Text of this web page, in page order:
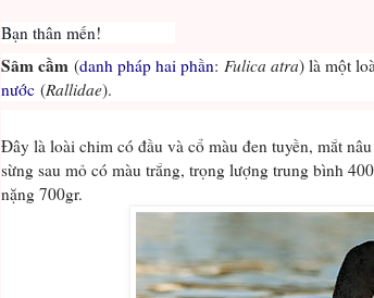
Bạn thân mến!
Sâm cầm (danh pháp hai phần: Fulica atra) là một
nước (Rallidae).
Đây là loài chim có đầu và cổ màu đen tuyền, mắt
sừng sau mỏ có màu trắng, trọng lượng trung bình
nặng 700gr.